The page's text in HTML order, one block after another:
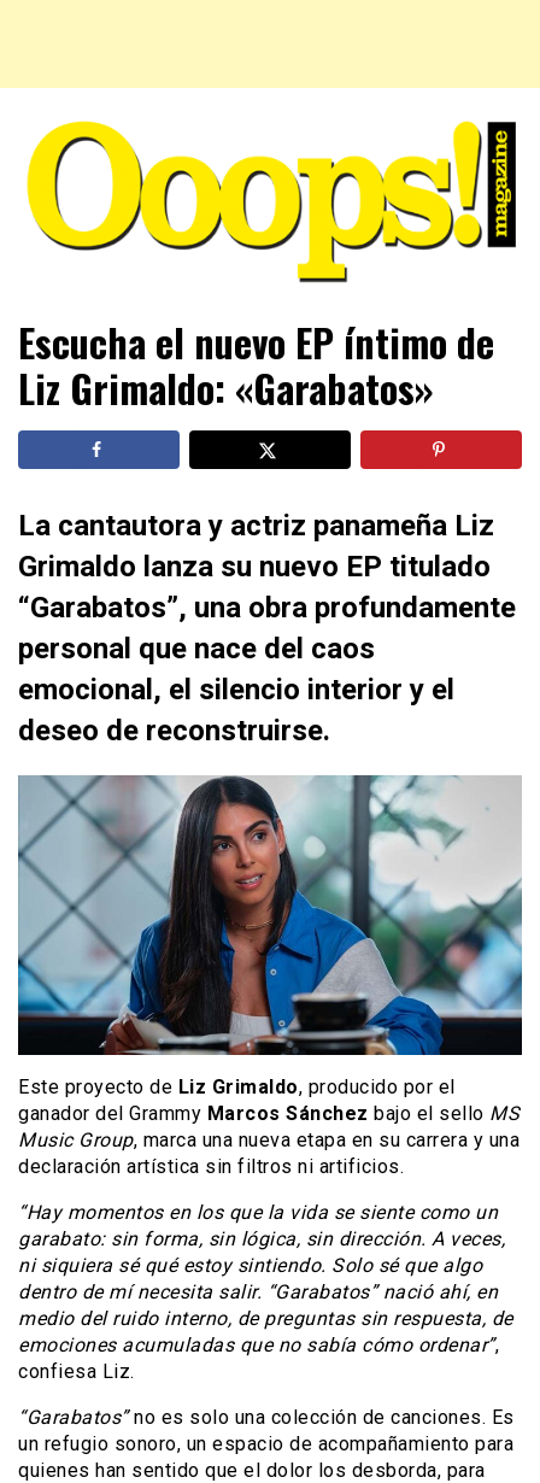
Ooops! Magazine
al tanto de las celebridades que sigues, todo a tu alcance
en un mismo lugar. Grupo Leferas™
Escucha el nuevo EP íntimo de
Liz Grimaldo: «Garabatos»
La cantautora y actriz panameña Liz
Grimaldo lanza su nuevo EP titulado
“Garabatos”, una obra profundamente
personal que nace del caos
emocional, el silencio interior y el
deseo de reconstruirse.
Este proyecto de Liz Grimaldo, producido por el
ganador del Grammy Marcos Sánchez bajo el sello MS
Music Group, marca una nueva etapa en su carrera y una
declaración artística sin filtros ni artificios.
“Hay momentos en los que la vida se siente como un
garabato: sin forma, sin lógica, sin dirección. A veces,
ni siquiera sé qué estoy sintiendo. Solo sé que algo
dentro de mí necesita salir. “Garabatos” nació ahí, en
medio del ruido interno, de preguntas sin respuesta, de
emociones acumuladas que no sabía cómo ordenar”,
confiesa Liz.
“Garabatos”no es solo una colección de canciones. Es
un refugio sonoro, un espacio de acompañamiento para
quienes han sentido que el dolor los desborda, para